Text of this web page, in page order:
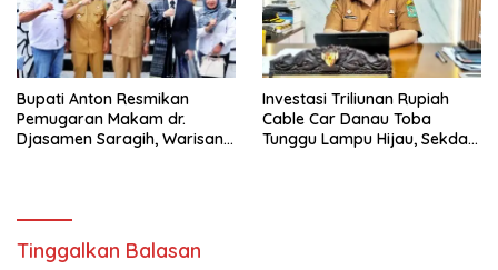
Bupati Anton Resmikan
Pemugaran Makam dr.
Djasamen Saragih, Warisan
Investasi Triliunan Rupiah
Cable Car Danau Toba
Tunggu Lampu Hijau, Sekda
Tinggalkan Balasan